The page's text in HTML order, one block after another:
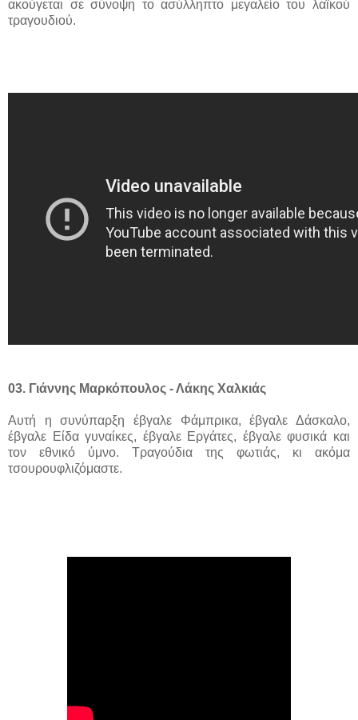
ακούγεται σε σύνοψη το ασύλληπτο μεγαλείο του λαϊκού
τραγουδιού.
03. Γιάννης Μαρκόπουλος - Λάκης Χαλκιάς
Αυτή η συνύπαρξη έβγαλε Φάμπρικα, έβγαλε Δάσκαλο,
έβγαλε Είδα γυναίκες, έβγαλε Εργάτες, έβγαλε φυσικά και
τον εθνικό ύμνο. Τραγούδια της φωτιάς, κι ακόμα
τσουρουφλιζόμαστε.